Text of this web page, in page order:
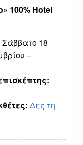
100% Hotel
Σάββατο 18
–
Δες τη